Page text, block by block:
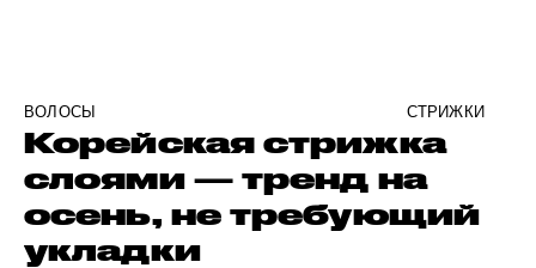
ВОЛОСЫ СТРИЖКИ
Корейская стрижка
слоями — тренд на
осень, не требующий
укладки